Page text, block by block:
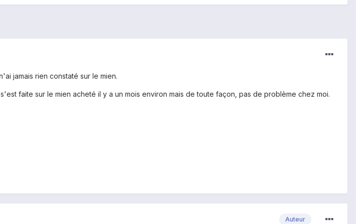
jamais rien constaté sur le mien.
faite sur le mien acheté il y a un mois environ mais de toute façon, pas de problème chez moi.
Auteur